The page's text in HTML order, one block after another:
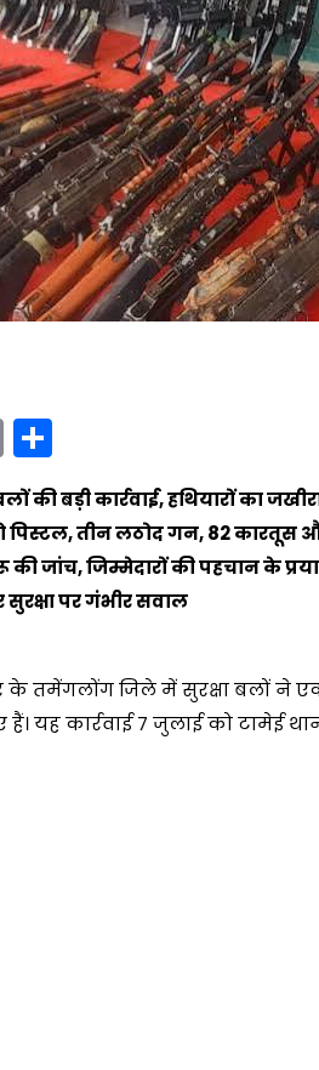
Print
की बड़ी कार्रवाई, हथियारों का
पिस्टल, तीन लठोद गन, 82
जांच, जिम्मेदारों की पहचान के
पर गंभीर सवाल
के तमेंगलोंग जिले में सुरक्षा बलों ने
हैं। यह कार्रवाई 7 जुलाई को टामेई